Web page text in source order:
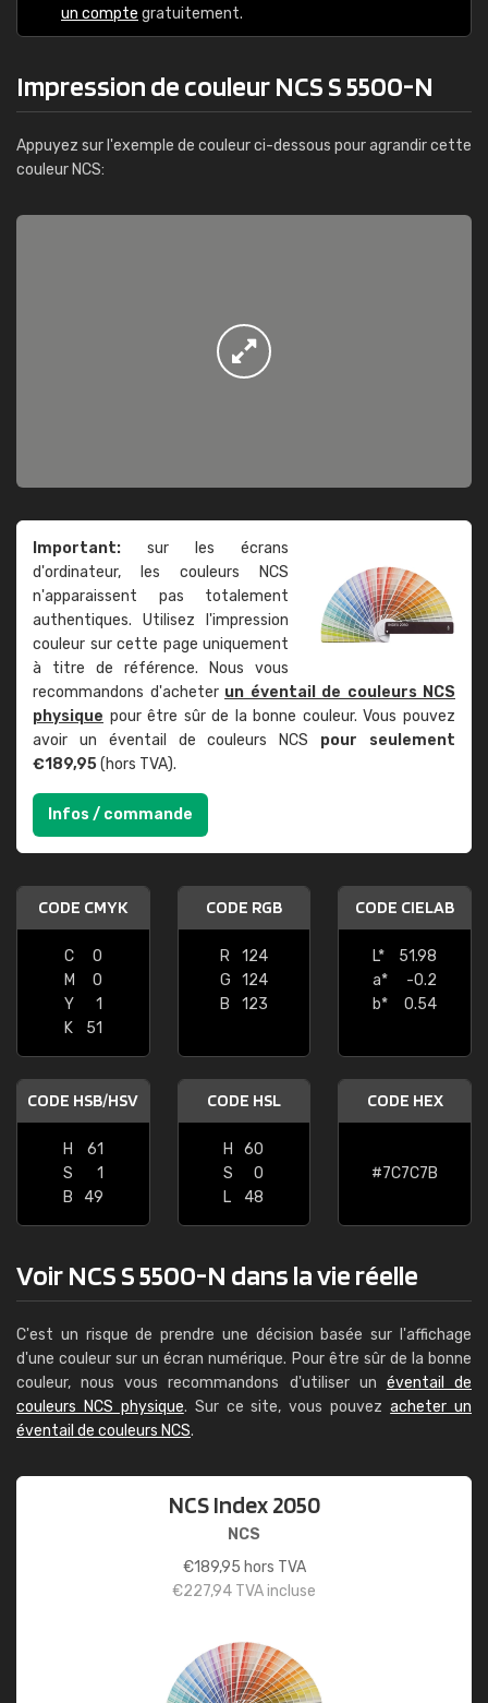
un compte gratuitement.
Impression de couleur NCS S 5500-N
Appuyez sur l'exemple de couleur ci-dessous pour agrandir cette
couleur NCS:
Important: sur les écrans
d'ordinateur, les couleurs NCS
n'apparaissent pas totalement
authentiques. Utilisez l'impression
couleur sur cette page uniquement
à titre de référence. Nous vous
recommandons d'acheter un éventail de couleurs NCS
physique pour être sûr de la bonne couleur. Vous pouvez
avoir un éventail de couleurs NCS pour seulement
€189,95(hors TVA).
Infos / commande
CODE CMYK
C
0
M
0
Y
1
K
51
CODE RGB
R
124
G
124
B
123
CODE CIELAB
L*
51.98
a*
-0.2
b*
0.54
CODE HSB/HSV
H
61
S
1
B
49
CODE HSL
H
60
S
0
L
48
CODE HEX
#7C7C7B
Voir NCS S 5500-N dans la vie réelle
C'est un risque de prendre une décision basée sur l'affichage
d'une couleur sur un écran numérique. Pour être sûr de la bonne
couleur, nous vous recommandons d'utiliser un éventail de
couleurs NCS physique. Sur ce site, vous pouvezacheter un
éventail de couleurs NCS.
NCS Index 2050
NCS
€189,95 hors TVA
€227,94 TVA incluse